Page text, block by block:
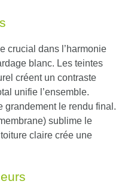
crucial dans l’harmonie
blanc. Les teintes
créent un contraste
unifie l’ensemble.
grandement le rendu final.
sublime le
claire crée une